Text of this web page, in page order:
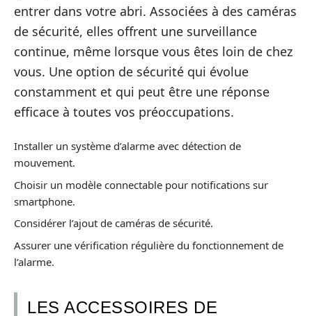
entrer dans votre abri. Associées à des caméras
de sécurité, elles offrent une surveillance
continue, même lorsque vous êtes loin de chez
vous. Une option de sécurité qui évolue
constamment et qui peut être une réponse
efficace à toutes vos préoccupations.
Installer un système d’alarme avec détection de
mouvement.
Choisir un modèle connectable pour notifications sur
smartphone.
Considérer l’ajout de caméras de sécurité.
Assurer une vérification régulière du fonctionnement de
l’alarme.
LES ACCESSOIRES DE